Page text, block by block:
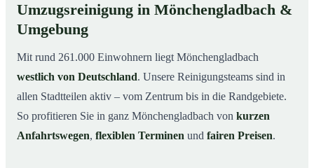
Umzugsreinigung in Mönchengladbach &
Umgebung
Mit rund 261.000 Einwohnern liegt Mönchengladbach
westlich von Deutschland. Unsere Reinigungsteams sind in
allen Stadtteilen aktiv – vom Zentrum bis in die Randgebiete.
So profitieren Sie in ganz Mönchengladbach von kurzen
Anfahrtswegen, flexiblen Terminen und fairen Preisen.